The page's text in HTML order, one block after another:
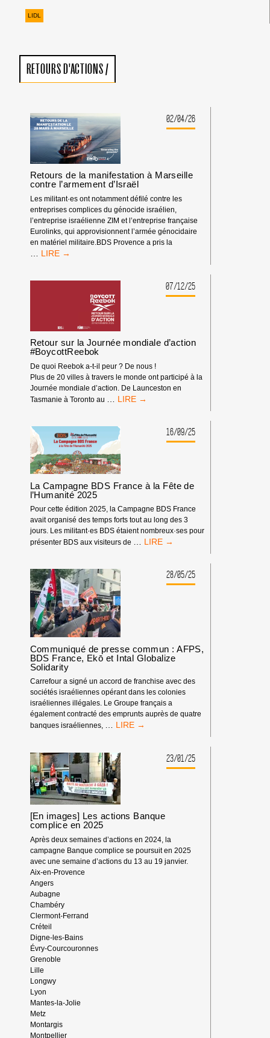
LIDL
RETOURS D'ACTIONS/
02/04/26
Retours de la manifestation à Marseille
contre l’armement d’Israël
Les militant·es ont notamment défilé contre les
entreprises complices du génocide israélien,
l’entreprise israélienne ZIM et l’entreprise française
Eurolinks, qui approvisionnent l’armée génocidaire
en matériel militaire.BDS Provence a pris la
RETOURS
L’ARMEMENT
D’ISRAËL
07/12/25
Retour sur la Journée mondiale d’action
#BoycottReebok
De quoi Reebok a-t-il peur ? De nous !
Plus de 20 villes à travers le monde ont participé à la
Journée mondiale d’action. De Launceston en
Tasmanie à Toronto au
RETOUR
JOURNÉE
MONDIALE
D’ACTION
#BOYCOTTREEBOK
16/09/25
La Campagne BDS France à la Fête de
l’Humanité 2025
Pour cette édition 2025, la Campagne BDS France
avait organisé des temps forts tout au long des 3
jours. Les militant·es BDS étaient nombreux·ses pour
présenter BDS aux visiteurs de
LA
FRANCE28/05/25
Communiqué de presse commun : AFPS,
BDS France, Ekō et Intal Globalize
Solidarity
Carrefour a signé un accord de franchise avec des
sociétés israéliennes opérant dans les colonies
israéliennes illégales. Le Groupe français a
également contracté des emprunts auprès de quatre
banques israéliennes, … COMMUNIQUÉ
COMMUN
:
AFPS,
BDS
FRANCE,
EKŌ
ET
GLOBALIZE
SOLIDARITY
23/01/25
[En images] Les actions Banque
complice en 2025
Après deux semaines d’actions en 2024, la
campagne Banque complice se poursuit en 2025
avec une semaine d’actions du 13 au 19 janvier.
Aix-en-Provence
Angers
Aubagne
Chambéry
Clermont-Ferrand
Créteil
Digne-les-Bains
Évry-Courcouronnes
Grenoble
Lille
Longwy
Lyon
Mantes-la-Jolie
Metz
Montargis
Montpellier